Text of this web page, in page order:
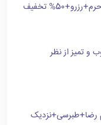
تخفیف
و تمیز از نظر
رضا+طبرسی+نزدیک